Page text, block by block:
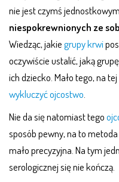
nie jest czymś
niespokrewnionych ze
Wiedząc, jakiegrupy krwi
oczywiście ustalić, jaką
ich dziecko. Mało tego, na
wykluczyć ojcostwo
Nie da się natomiast tego
sposób pewny, na to
mało precyzyjna. Na tym
serologicznej się nie kończą.